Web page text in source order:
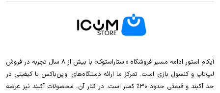
آیکام استور ادامه مسیر فروشگاه «استاراستوک» با بیش از ۸ سال تجربه در فروش
لپ‌تاپ و کنسول بازی است. تمرکز ما ارائه دستگاه‌های اوپن‌باکس با کیفیتی در
حد آکبند و قیمتی حدود ۳۰٪ کمتر است. در کنار آن، محصولات آکبند نیز عرضه